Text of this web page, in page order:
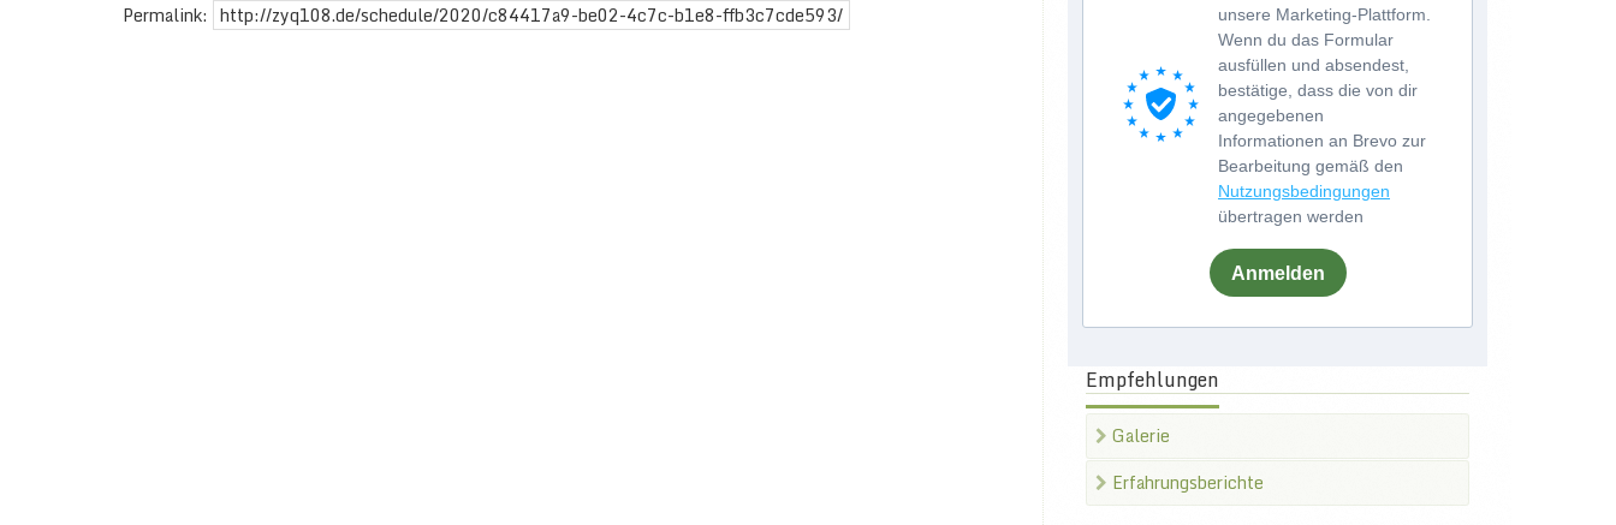
Permalink: http://zyq108.de/schedule/2020/c84417a9-be02-4c7c-b1e8-ffb3c7cde593/
unsere Marketing-Plattform.
Wenn du das Formular
ausfüllen und absendest,
bestätige, dass die von dir
angegebenen
Informationen an Brevo zur
Bearbeitung gemäß den
Nutzungsbedingungen
übertragen werden
Anmelden
Empfehlungen
Galerie
Erfahrungsberichte